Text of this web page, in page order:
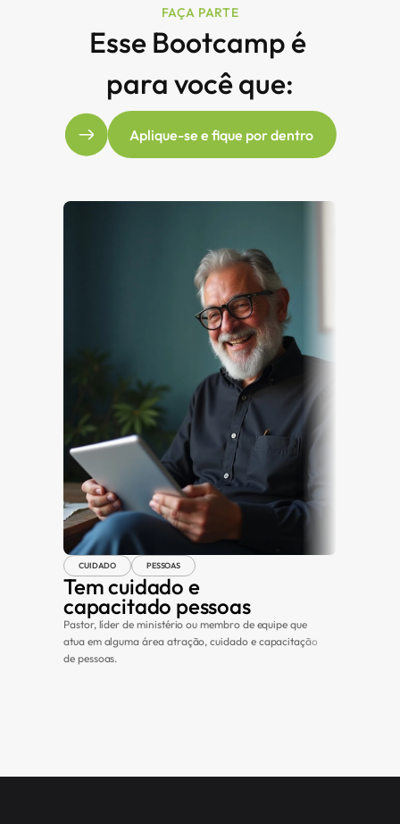
FAÇA PARTE
Esse Bootcamp é
para você que:
Aplique-se e fique por dentro
CUIDADO PESSOAS
Tem cuidado e
capacitado pessoas
Pastor, líder de ministério ou membro de equipe que
atua em alguma área atração, cuidado e capacitação
de pessoas.